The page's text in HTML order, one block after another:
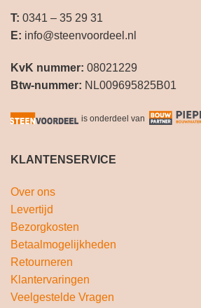
T: 0341 – 35 29 31
E: info@steenvoordeel.nl
KvK nummer: 08021229
Btw-nummer: NL009695825B01
is onderdeel van
KLANTENSERVICE
Over ons
Levertijd
Bezorgkosten
Betaalmogelijkheden
Retourneren
Klantervaringen
Veelgestelde Vragen